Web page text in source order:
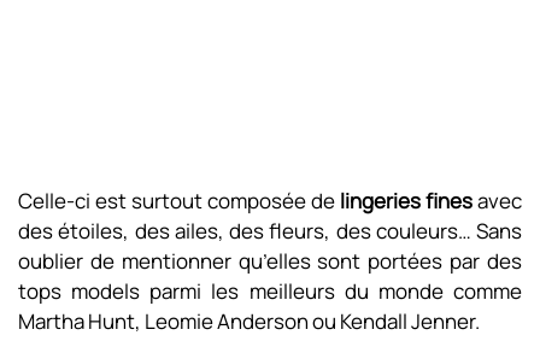
Celle-ci est surtout composée de lingeries finesavec
des étoiles, des ailes, des fleurs, des couleurs… Sans
oublier de mentionner qu’elles sont portées par des
tops models parmi les meilleurs du monde comme
Martha Hunt, Leomie Anderson ou Kendall Jenner.